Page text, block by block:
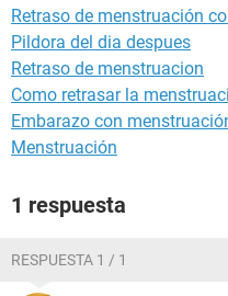
Retraso de menstruación
Pildora del dia despues
Retraso de menstruacion
Como retrasar la
Embarazo con
Menstruación
1 respuesta
RESPUESTA 1 / 1